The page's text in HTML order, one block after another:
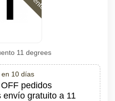
11 degrees
en 10 días
pedidos
envío gratuito a 11